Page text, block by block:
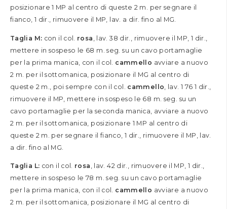
posizionare 1 MP al centro di queste 2 m. per segnare il
fianco, 1 dir., rimuovere il MP, lav. a dir. fino al MG.
Taglia M: con il col. rosa , lav. 38 dir., rimuovere il MP, 1 dir.,
mettere in sospeso le 68 m. seg. su un cavo portamaglie
per la prima manica, con il col. cammello avviare a nuovo
2 m. per il sottomanica, posizionare il MG al centro di
queste 2 m., poi sempre con il col. cammello , lav. 1 76 1 dir.,
rimuovere il MP, mettere in sospeso le 68 m. seg. su un
cavo portamaglie per la seconda manica, avviare a nuovo
2 m. per il sottomanica, posizionare 1 MP al centro di
queste 2 m. per segnare il fianco, 1 dir., rimuovere il MP, lav.
a dir. fino al MG.
Taglia L: con il col. rosa , lav. 42 dir., rimuovere il MP, 1 dir.,
mettere in sospeso le 78 m. seg. su un cavo portamaglie
per la prima manica, con il col. cammello avviare a nuovo
2 m. per il sottomanica, posizionare il MG al centro di